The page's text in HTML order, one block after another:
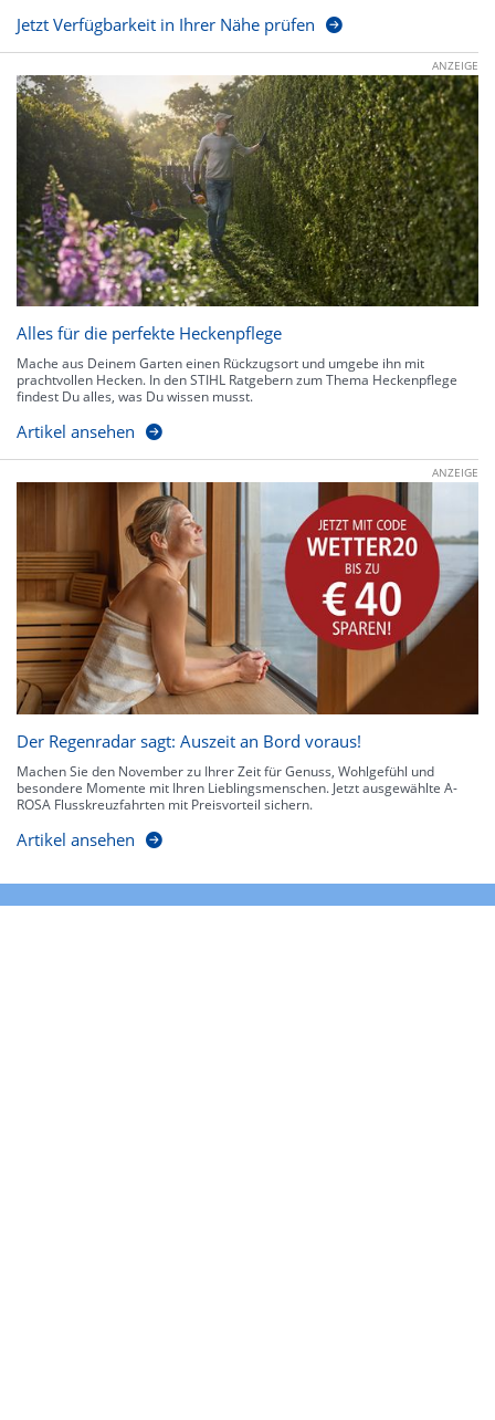
Jetzt Verfügbarkeit in Ihrer Nähe prüfen
ANZEIGE
Alles für die perfekte Heckenpflege
Mache aus Deinem Garten einen Rückzugsort und umgebe ihn mit
prachtvollen Hecken. In den STIHL Ratgebern zum Thema Heckenpflege
findest Du alles, was Du wissen musst.
Artikel ansehen
ANZEIGE
Der Regenradar sagt: Auszeit an Bord voraus!
Machen Sie den November zu Ihrer Zeit für Genuss, Wohlgefühl und
besondere Momente mit Ihren Lieblingsmenschen. Jetzt ausgewählte A-
ROSA Flusskreuzfahrten mit Preisvorteil sichern.
Artikel ansehen